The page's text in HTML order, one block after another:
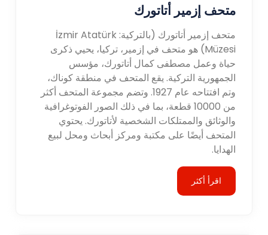
متحف إزمير أتاتورك
متحف إزمير أتاتورك (بالتركية: İzmir Atatürk
Müzesi) هو متحف في إزمير، تركيا، يحيي ذكرى
حياة وعمل مصطفى كمال أتاتورك، مؤسس
الجمهورية التركية. يقع المتحف في منطقة كوناك،
وتم افتتاحه عام 1927. وتضم مجموعة المتحف أكثر
من 10000 قطعة، بما في ذلك الصور الفوتوغرافية
والوثائق والممتلكات الشخصية لأتاتورك. يحتوي
المتحف أيضًا على مكتبة ومركز أبحاث ومحل لبيع
الهدايا.
اقرأ أكثر